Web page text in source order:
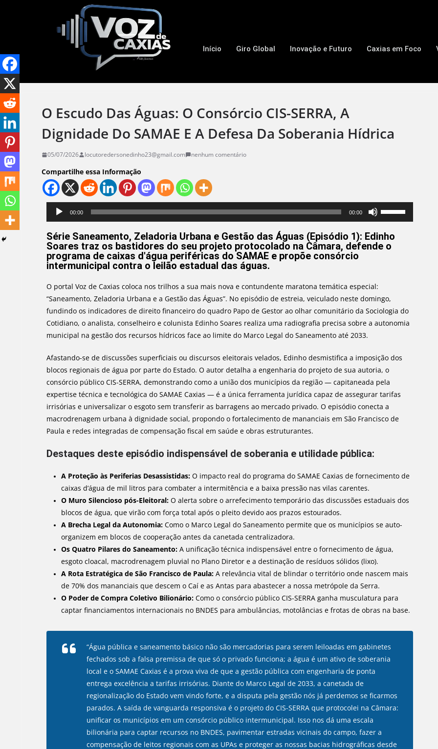
Início Giro Global Inovação e Futuro Caxias em Foco
O Escudo Das Águas: O Consórcio CIS-SERRA, A
Dignidade Do SAMAE E A Defesa Da Soberania Hídrica
05/07/2026 locutoredersonedinho23@gmail.com nenhum comentário
Compartilhe essa Informação
Tocador
de
áudio
00:00 00:00
setas
para
para
aumentar
o
Série Saneamento, Zeladoria Urbana e Gestão das Águas (Episódio 1): Edinho
Soares traz os bastidores do seu projeto protocolado na Câmara, defende o
programa de caixas d'água periféricas do SAMAE e propõe consórcio
intermunicipal contra o leilão estadual das águas.
O portal Voz de Caxias coloca nos trilhos a sua mais nova e contundente maratona temática especial:
“Saneamento, Zeladoria Urbana e a Gestão das Águas”. No episódio de estreia, veiculado neste domingo,
fundindo os indicadores de direito financeiro do quadro Papo de Gestor ao olhar comunitário da Sociologia do
Cotidiano, o analista, conselheiro e colunista Edinho Soares realiza uma radiografia precisa sobre a autonomia
municipal na gestão dos recursos hídricos face ao limite do Marco Legal do Saneamento até 2033.
Afastando-se de discussões superficiais ou discursos eleitorais velados, Edinho desmistifica a imposição dos
blocos regionais de água por parte do Estado. O autor detalha a engenharia do projeto de sua autoria, o
consórcio público CIS-SERRA, demonstrando como a união dos municípios da região — capitaneada pela
expertise técnica e tecnológica do SAMAE Caxias — é a única ferramenta jurídica capaz de assegurar tarifas
irrisórias e universalizar o esgoto sem transferir as barragens ao mercado privado. O episódio conecta a
macrodrenagem urbana à dignidade social, propondo o fortalecimento de mananciais em São Francisco de
Paula e redes integradas de compensação fiscal em saúde e obras estruturantes.
Destaques deste episódio indispensável de soberania e utilidade pública:
A Proteção às Periferias Desassistidas: O impacto real do programa do SAMAE Caxias de fornecimento de
caixas d’água de mil litros para combater a intermitência e a baixa pressão nas vilas carentes.
O Muro Silencioso pós-Eleitoral: O alerta sobre o arrefecimento temporário das discussões estaduais dos
blocos de água, que virão com força total após o pleito devido aos prazos estourados.
A Brecha Legal da Autonomia: Como o Marco Legal do Saneamento permite que os municípios se auto-
organizem em blocos de cooperação antes da canetada centralizadora.
Os Quatro Pilares do Saneamento: A unificação técnica indispensável entre o fornecimento de água,
esgoto cloacal, macrodrenagem pluvial no Plano Diretor e a destinação de resíduos sólidos (lixo).
A Rota Estratégica de São Francisco de Paula: A relevância vital de blindar o território onde nascem mais
de 70% dos mananciais que descem o Caí e as Antas para abastecer a nossa metrópole da Serra.
O Poder de Compra Coletivo Bilionário: Como o consórcio público CIS-SERRA ganha musculatura para
captar financiamentos internacionais no BNDES para ambulâncias, motolâncias e frotas de obras na base.
“Água pública e saneamento básico não são mercadorias para serem leiloadas em gabinetes
fechados sob a falsa premissa de que só o privado funciona; a água é um ativo de soberania
local e o SAMAE Caxias é a prova viva de que a gestão pública com engenharia de ponta
entrega excelência a tarifas irrisórias. Diante do Marco Legal de 2033, a canetada de
regionalização do Estado vem vindo forte, e a disputa pela gestão nós já perdemos se ficarmos
parados. A saída de vanguarda responsiva é o projeto do CIS-SERRA que protocolei na Câmara:
unificar os municípios em um consórcio público intermunicipal. Isso nos dá uma escala
bilionária para captar recursos no BNDES, pavimentar estradas vicinais do campo, fazer a
compensação de leitos regionais com as UPAs e proteger as nossas bacias hidrográficas desde